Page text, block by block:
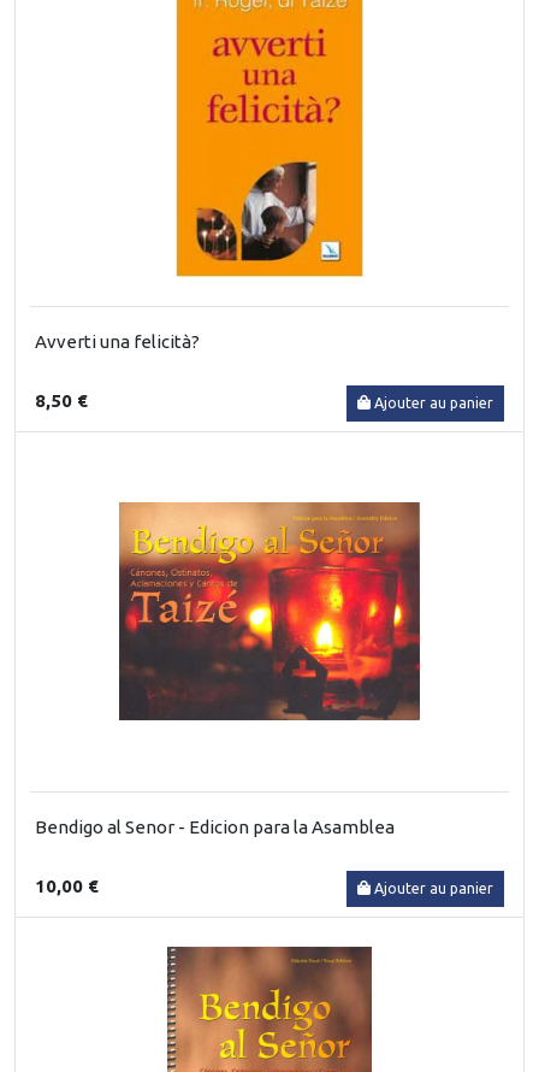
Avverti una felicità?
8,50 € Ajouter au panier
Bendigo al Senor - Edicion para la Asamblea
10,00 € Ajouter au panier